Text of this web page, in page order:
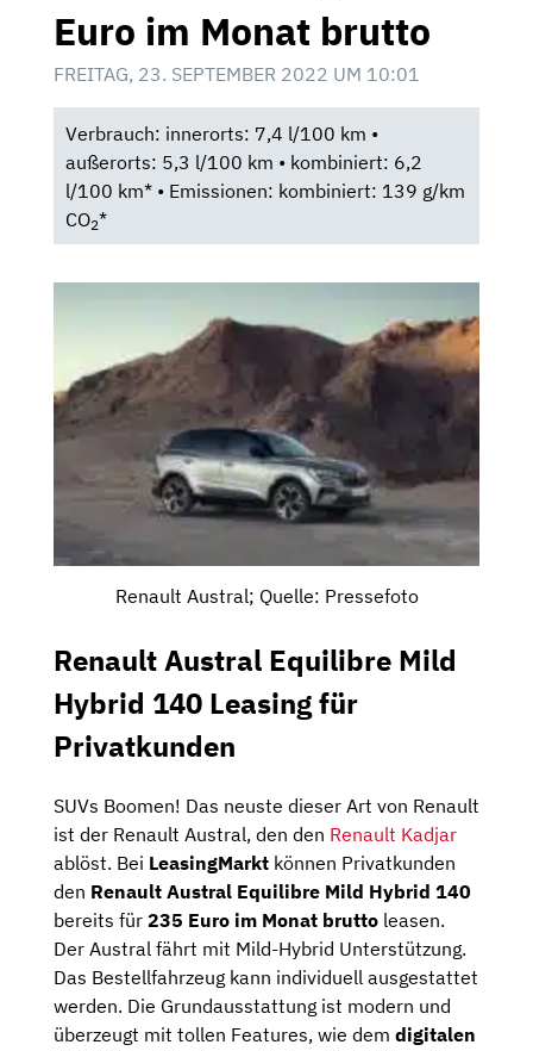
Euro im Monat brutto
FREITAG, 23. SEPTEMBER 2022 UM 10:01
Verbrauch: innerorts: 7,4 l/100 km •
außerorts: 5,3 l/100 km • kombiniert: 6,2
l/100 km* • Emissionen: kombiniert: 139 g/km
CO2*
Renault Austral; Quelle: Pressefoto
Renault Austral Equilibre Mild
Hybrid 140 Leasing für
Privatkunden
SUVs Boomen! Das neuste dieser Art von Renault
ist der Renault Austral, den den Renault Kadjar
ablöst. Bei LeasingMarkt können Privatkunden
den Renault Austral Equilibre Mild Hybrid 140
bereits für 235 Euro im Monat brutto leasen.
Der Austral fährt mit Mild-Hybrid Unterstützung.
Das Bestellfahrzeug kann individuell ausgestattet
werden. Die Grundausstattung ist modern und
überzeugt mit tollen Features, wie dem digitalen